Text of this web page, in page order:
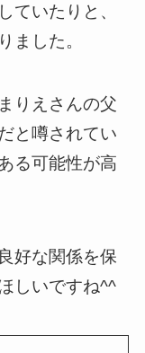
ていたりと、
ました。
りえさんの父
と噂されてい
る可能性が高
好な関係を保
しいですね^^